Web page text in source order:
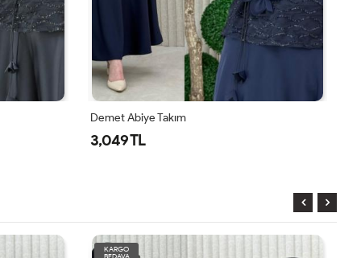
Mürşide Takım
KARGO
BEDAVA